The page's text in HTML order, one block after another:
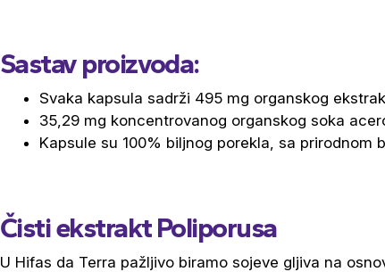
Sastav proizvoda:
Svaka kapsula sadrži 495 mg organskog
35,29 mg koncentrovanog organskog soka
Kapsule su 100% biljnog porekla, sa
Čisti ekstrakt Poliporusa
U Hifas da Terra pažljivo biramo sojeve gljiva na